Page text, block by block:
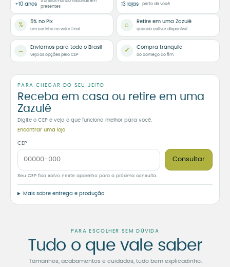
+10 anos
transformando histórias em
presentes
13 lojas perto de você
% 5% no Pix
um carinho no valor final
⌂ Retire em uma Zazulê
quando estiver disponível
→ Enviamos para todo o Brasil
veja as opções pelo CEP
✓ Compra tranquila
do começo ao fim
PARA CHEGAR DO SEU JEITO
Receba em casa ou retire em uma
Zazulê
Digite o CEP e veja o que funciona melhor para você.
Encontrar uma loja
CEP
Consultar
Seu CEP fica salvo neste aparelho para a próxima consulta.
Mais sobre entrega e produção
PARA ESCOLHER SEM DÚVIDA
Tudo o que vale saber
Tamanhos, acabamentos e cuidados, tudo bem explicadinho.